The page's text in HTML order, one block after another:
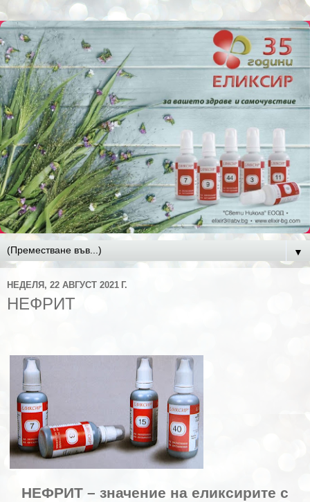
▼
НЕДЕЛЯ, 22 АВГУСТ 2021 Г.
НЕФРИТ
НЕФРИТ – значение на еликсирите с